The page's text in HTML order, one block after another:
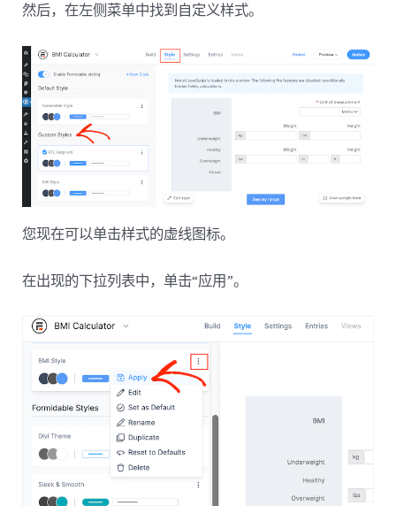
然后，在左侧菜单中找到自定义样式。
您现在可以单击样式的虚线图标。
在出现的下拉列表中，单击“应用”。